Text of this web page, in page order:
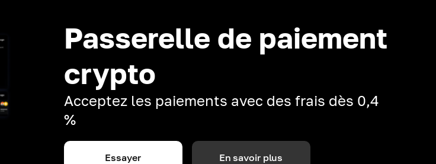
Passerelle de paiement
crypto
Acceptez les paiements avec des frais dès 0,4
%
Essayer En savoir plus